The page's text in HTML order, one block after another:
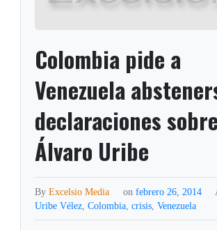
Colombia pide a
Venezuela
declaraciones sobre
Álvaro Uribe
ByExcelsio Media on febrero 26, 2014
Uribe Vélez,Colombia,crisis,Venezuela